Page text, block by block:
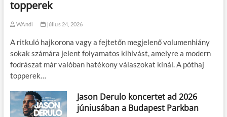
topperek
WAndi július 24, 2026
A ritkuló hajkorona vagy a fejtetőn megjelenő volumenhiány
sokak számára jelent folyamatos kihívást, amelyre a modern
fodrászat már valóban hatékony válaszokat kínál. A póthaj
topperek…
Jason Derulo koncertet ad 2026
júniusában a Budapest Parkban